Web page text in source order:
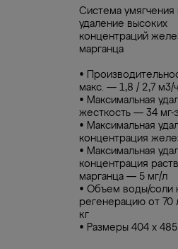
Система умягчения
удаление высоких
концентраций
марганца
•
макс. — 1,8 / 2,7 м3/ч
• Максимальная
жесткость — 34 мг-
• Максимальная
концентрация
• Максимальная
концентрация
марганца — 5 мг/л
• Объем воды/соли
регенерацию от 70
кг
• Размеры 404 х